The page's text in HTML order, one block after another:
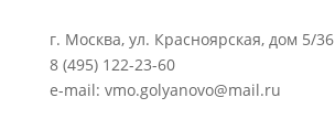
г. Москва, ул. Красноярская, дом 5/36
8 (495) 122-23-60
e-mail: vmo.golyanovo@mail.ru